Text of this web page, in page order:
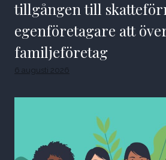
tillgången till
egenföretagare att
familjeföretag
6 augusti 2026